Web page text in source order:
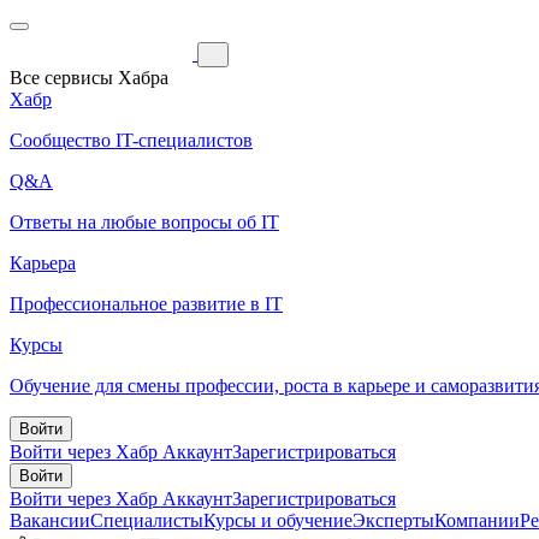
Все сервисы Хабра
Хабр
Сообщество IT-специалистов
Q&A
Ответы на любые вопросы об IT
Карьера
Профессиональное развитие в IT
Курсы
Обучение для смены профессии, роста в карьере и
Войти
Войти через Хабр АккаунтЗарегистрироваться
Войти
Войти через Хабр АккаунтЗарегистрироваться
ВакансииСпециалистыКурсы и обучениеЭкспертыКомпании